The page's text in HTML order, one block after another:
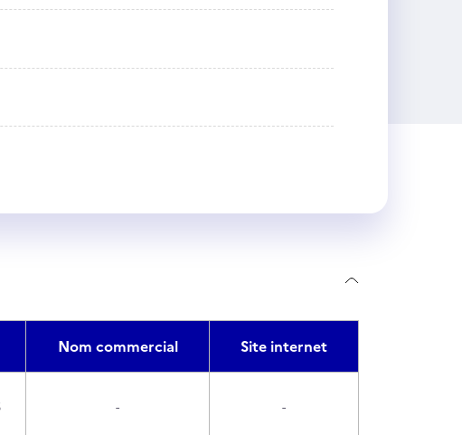
Nom commercial Site internet
- -